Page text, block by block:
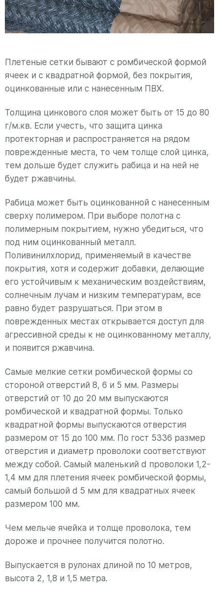
Плетеные сетки бывают с ромбической формой
ячеек и с квадратной формой, без покрытия,
оцинкованные или с нанесенным ПВХ.
Толщина цинкового слоя может быть от 15 до 80
г/м.кв. Если учесть, что защита цинка
протекторная и распространяется на рядом
поврежденные места, то чем толще слой цинка,
тем дольше будет служить рабица и на ней не
будет ржавчины.
Рабица может быть оцинкованной с нанесенным
сверху полимером. При выборе полотна с
полимерным покрытием, нужно убедиться, что
под ним оцинкованный металл.
Поливинилхлорид, применяемый в качестве
покрытия, хотя и содержит добавки, делающие
его устойчивым к механическим воздействиям,
солнечным лучам и низким температурам, все
равно будет разрушаться. При этом в
поврежденных местах открывается доступ для
агрессивной среды к не оцинкованному металлу,
и появится ржавчина.
Самые мелкие сетки ромбической формы со
стороной отверстий 8, 6 и 5 мм. Размеры
отверстий от 10 до 20 мм выпускаются
ромбической и квадратной формы. Только
квадратной формы выпускаются отверстия
размером от 15 до 100 мм. По гост 5336 размер
отверстия и диаметр проволоки соответствуют
между собой. Самый маленький d проволоки 1,2-
1,4 мм для плетения ячеек ромбической формы,
самый большой d 5 мм для квадратных ячеек
размером 100 мм.
Чем мельче ячейка и толще проволока, тем
дороже и прочнее получится полотно.
Выпускается в рулонах длиной по 10 метров,
высота 2, 1,8 и 1,5 метра.